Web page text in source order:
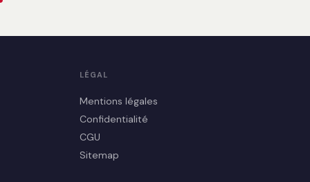
LÉGAL
Mentions légales
Confidentialité
CGU
Sitemap